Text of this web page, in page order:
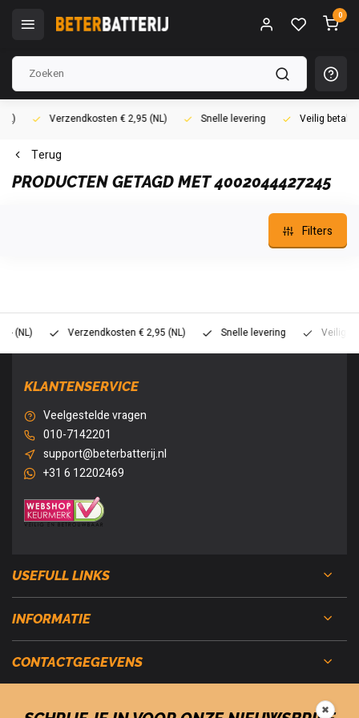
0
Verzendkosten € 2,95 (NL) Snelle levering Veilig betalen
Terug
PRODUCTEN GETAGD MET 4002044427245
Filters
Verzendkosten € 2,95 (NL) Snelle levering Veilig
KLANTENSERVICE
Veelgestelde vragen
010-7142201
support@beterbatterij.nl
+31 6 12202469
USEFULL LINKS
INFORMATIE
CONTACTGEGEVENS
✖